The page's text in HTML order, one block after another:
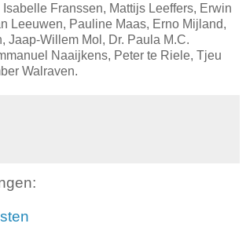
Franssen, Mattijs Leeffers, Erwin
Leeuwen, Pauline Maas, Erno Mijland,
Jaap-Willem Mol, Dr. Paula M.C.
Naaijkens, Peter te Riele, Tjeu
Walraven.